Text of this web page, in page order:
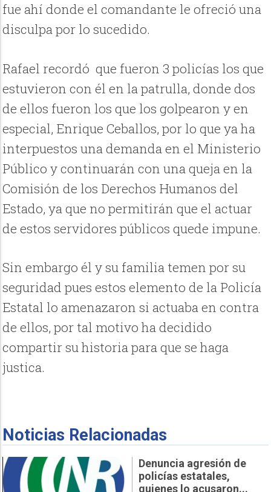
fue ahí donde el comandante le ofreció una
disculpa por lo sucedido.
Rafael recordó que fueron 3 policías los que
estuvieron con él en la patrulla, donde dos
de ellos fueron los que los golpearon y en
especial, Enrique Ceballos, por lo que ya ha
interpuestos una demanda en el Ministerio
Público y continuarán con una queja en la
Comisión de los Derechos Humanos del
Estado, ya que no permitirán que el actuar
de estos servidores públicos quede impune.
Sin embargo él y su familia temen por su
seguridad pues estos elemento de la Policía
Estatal lo amenazaron si actuaba en contra
de ellos, por tal motivo ha decidido
compartir su historia para que se haga
justica.
Noticias Relacionadas
Denuncia agresión de
policías estatales,
quienes lo acusaron...